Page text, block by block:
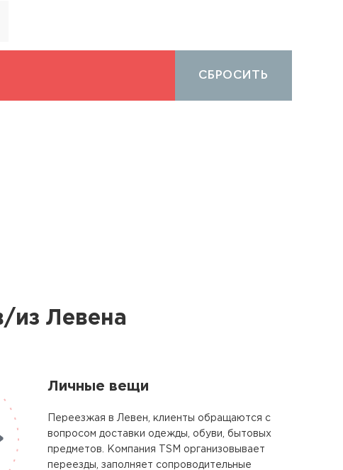
СБРОСИТЬ
из Левена
Личные вещи
Переезжая в Левен, клиенты обращаются с
вопросом доставки одежды, обуви, бытовых
предметов. Компания TSM организовывает
переезды, заполняет сопроводительные